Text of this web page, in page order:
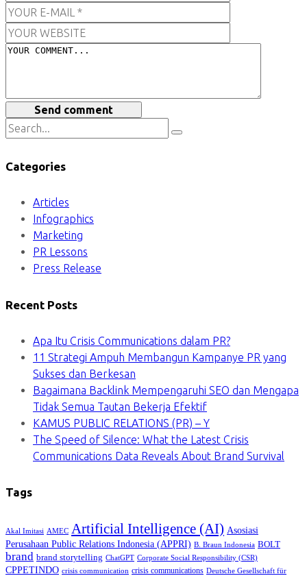
Send comment
Categories
Articles
Infographics
Marketing
PR Lessons
Press Release
Recent Posts
Apa Itu Crisis Communications dalam PR?
11 Strategi Ampuh Membangun Kampanye PR yang
Sukses dan Berkesan
Bagaimana Backlink Mempengaruhi SEO dan Mengapa
Tidak Semua Tautan Bekerja Efektif
KAMUS PUBLIC RELATIONS (PR) – Y
The Speed of Silence: What the Latest Crisis
Communications Data Reveals About Brand Survival
Tags
Akal Imitasi AMEC Artificial Intelligence (AI) Asosiasi
Perusahaan Public Relations Indonesia (APPRI) B. Braun Indonesia BOLT
brand brand storytelling ChatGPT Corporate Social Responsibility (CSR)
CPPETINDO crisis communication crisis communications Deutsche Gesellschaft für